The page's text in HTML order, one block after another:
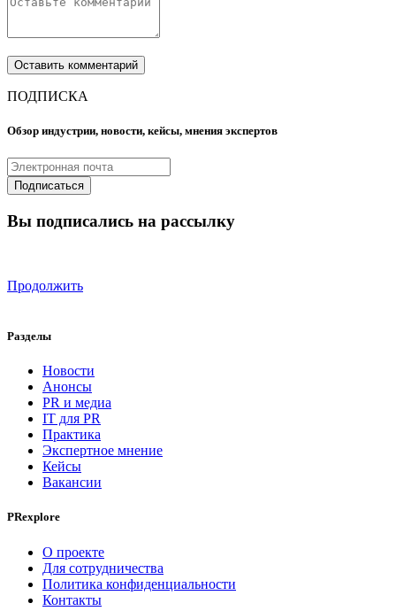
ПОДПИСКА
Обзор индустрии, новости, кейсы, мнения экспертов
Вы подписались на рассылку
Продолжить
Разделы
Новости
Анонсы
PR и медиа
IT для PR
Практика
Экспертное мнение
Кейсы
Вакансии
PRexplore
О проекте
Для сотрудничества
Политика конфиденциальности
Контакты